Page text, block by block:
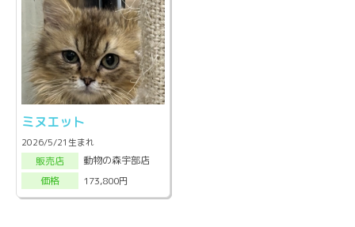
ミヌエット
2026/5/21生まれ
販売店
動物の森宇部店
価格
173,800円